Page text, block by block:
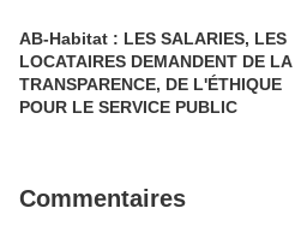
AB-Habitat : LES SALARIES, LES
LOCATAIRES DEMANDENT DE LA
TRANSPARENCE, DE L'ÉTHIQUE
POUR LE SERVICE PUBLIC
Commentaires